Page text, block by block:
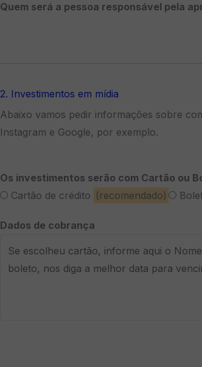
Quem será a pessoa responsável pela
2. Investimentos em mídia
Abaixo vamos pedir informações sobre
Instagram e Google, por exemplo.
Os investimentos serão com Cartão ou
Cartão de crédito (recomendado)
Dados de cobrança